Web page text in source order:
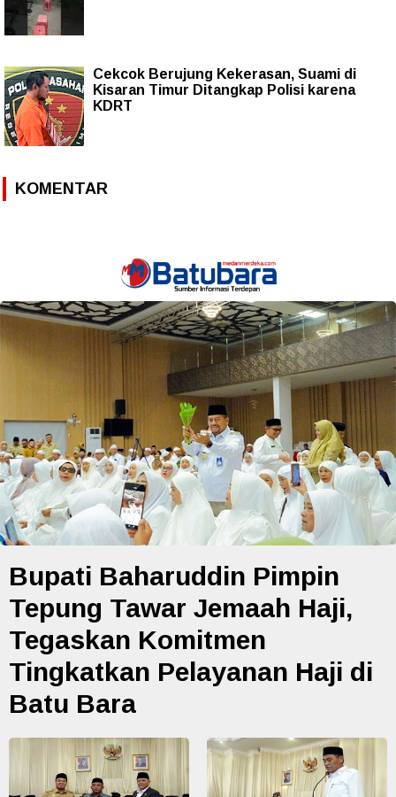
Cekcok Berujung Kekerasan, Suami di
Kisaran Timur Ditangkap Polisi karena
KDRT
KOMENTAR
Bupati Baharuddin Pimpin
Tepung Tawar Jemaah Haji,
Tegaskan Komitmen
Tingkatkan Pelayanan Haji di
Batu Bara